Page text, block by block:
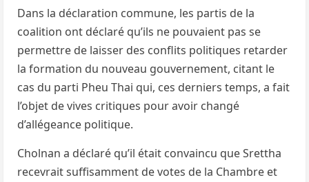
Dans la déclaration commune, les partis de la
coalition ont déclaré qu’ils ne pouvaient pas se
permettre de laisser des conflits politiques retarder
la formation du nouveau gouvernement, citant le
cas du parti Pheu Thai qui, ces derniers temps, a fait
l’objet de vives critiques pour avoir changé
d’allégeance politique.
Cholnan a déclaré qu’il était convaincu que Srettha
recevrait suffisamment de votes de la Chambre et